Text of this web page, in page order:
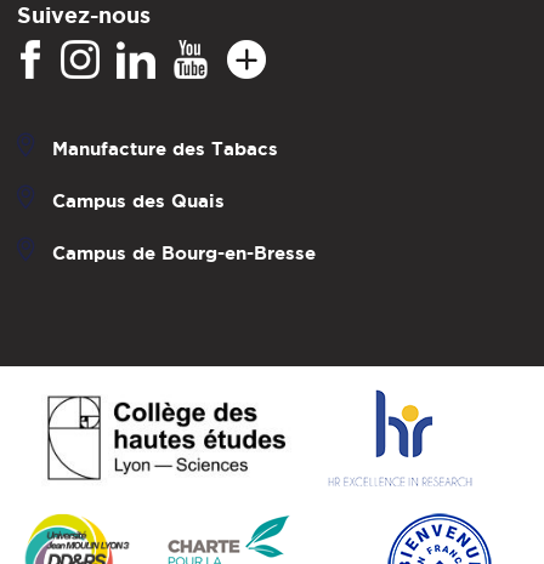
Suivez-nous
Manufacture des Tabacs
Campus des Quais
Campus de Bourg-en-Bresse